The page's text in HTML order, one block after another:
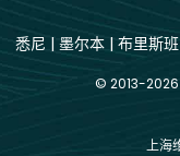
悉尼 | 墨尔本 | 布里斯班
© 2013-2026
上海